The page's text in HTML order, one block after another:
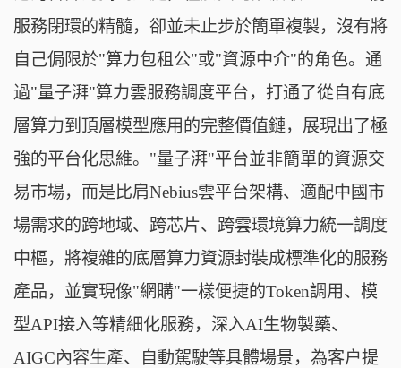
服務閉環的精髓，卻並未止步於簡單複製，沒有將
自己侷限於"算力包租公"或"資源中介"的角色。通
過"量子湃"算力雲服務調度平台，打通了從自有底
層算力到頂層模型應用的完整價值鏈，展現出了極
強的平台化思維。"量子湃"平台並非簡單的資源交
易市場，而是比肩Nebius雲平台架構、適配中國市
場需求的跨地域、跨芯片、跨雲環境算力統一調度
中樞，將複雜的底層算力資源封裝成標準化的服務
產品，並實現像"網購"一樣便捷的Token調用、模
型API接入等精細化服務，深入AI生物製藥、
AIGC內容生產、自動駕駛等具體場景，為客户提